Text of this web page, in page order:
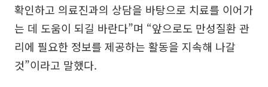
확인하고 의료진과의 상담을 바탕으로 치료를 이어가
는 데 도움이 되길 바란다”며 “앞으로도 만성질환 관
리에 필요한 정보를 제공하는 활동을 지속해 나갈
것”이라고 말했다.